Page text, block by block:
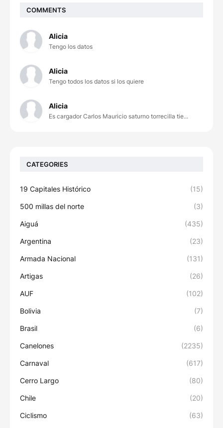
COMMENTS
Alicia
Tengo los datos
Alicia
Tengo todos los datos si los quiere
Alicia
Es cargador Carlos Mauricio saturno torrecilla tie...
CATEGORIES
19 Capitales Histórico (15)
500 millas del norte (3)
Aiguá (435)
Argentina (23)
Armada Nacional (131)
Artigas (26)
AUF (102)
Bolivia (7)
Brasil (6)
Canelones (2235)
Carnaval (617)
Cerro Largo (80)
Chile (20)
Ciclismo (63)